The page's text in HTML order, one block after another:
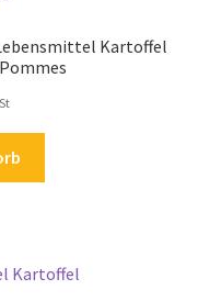
Kartoffel